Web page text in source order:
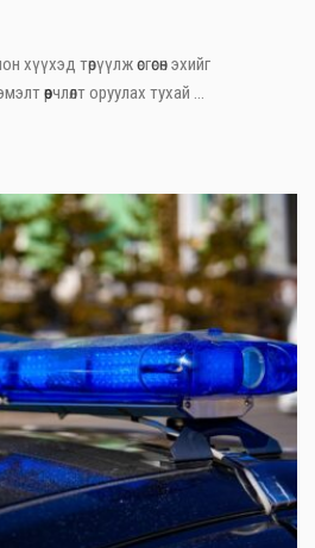
хүүхэд төрүүлж өсгөсөн эхийг
өөрчлөлт оруулах тухай ...